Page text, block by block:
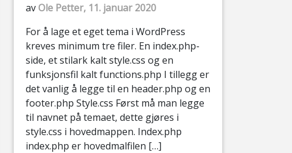
avOle Petter, 11. januar 2020
For å lage et eget tema i WordPress
kreves minimum tre filer. En index.php-
side, et stilark kalt style.css og en
funksjonsfil kalt functions.php I tillegg er
det vanlig å legge til en header.php og en
footer.php Style.css Først må man legge
til navnet på temaet, dette gjøres i
style.css i hovedmappen. Index.php
index.php er hovedmalfilen […]